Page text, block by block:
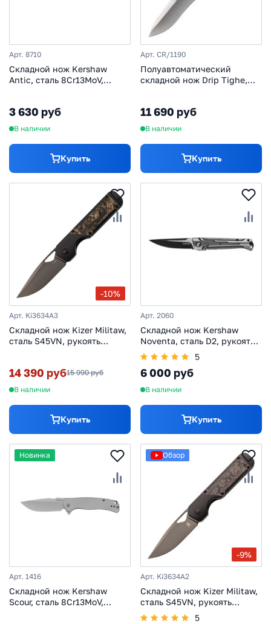
Арт. 8710
Складной нож Kershaw
Antic, сталь 8Cr13MoV,
3 630 руб
В наличии
Купить
Арт. CR/1190
Полуавтоматический
складной нож Drip Tighe,
fiber/G10
11 690 руб
В наличии
Купить
-10%
Арт. Ki3634A3
Складной нож Kizer Militaw,
сталь S45VN, рукоять
14 390 руб15 990 руб
В наличии
Купить
Арт. 2060
Складной нож Kershaw
Noventa, сталь D2, рукоять
сталь
5
6 000 руб
В наличии
Купить
Новинка
Арт. 1416
Складной нож Kershaw
Scour, сталь 8Cr13MoV,
-9%
Обзор
Арт. Ki3634A2
Складной нож Kizer Militaw,
сталь S45VN, рукоять
Titanium/Fatcarbon
5